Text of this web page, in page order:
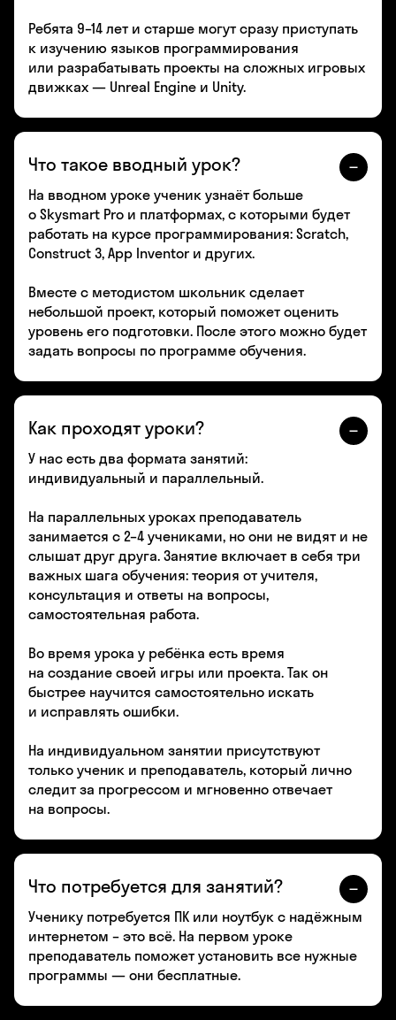
Ребята 9–14 лет и старше могут сразу приступать
к изучению языков программирования
или разрабатывать проекты на сложных игровых
движках — Unreal Engine и Unity.
Что такое вводный урок?
На вводном уроке ученик узнаёт больше
о Skysmart Pro и платформах, с которыми будет
работать на курсе программирования: Scratch,
Construct 3, App Inventor и других.
Вместе с методистом школьник сделает
небольшой проект, который поможет оценить
уровень его подготовки. После этого можно будет
задать вопросы по программе обучения.
Как проходят уроки?
У нас есть два формата занятий:
индивидуальный и параллельный.
На параллельных уроках преподаватель
занимается с 2–4 учениками, но они не видят и не
слышат друг друга. Занятие включает в себя три
важных шага обучения: теория от учителя,
консультация и ответы на вопросы,
самостоятельная работа.
Во время урока у ребёнка есть время
на создание своей игры или проекта. Так он
быстрее научится самостоятельно искать
и исправлять ошибки.
На индивидуальном занятии присутствуют
только ученик и преподаватель, который лично
следит за прогрессом и мгновенно отвечает
на вопросы.
Что потребуется для занятий?
Ученику потребуется ПК или ноутбук с надёжным
интернетом – это всё. На первом уроке
преподаватель поможет установить все нужные
программы — они бесплатные.